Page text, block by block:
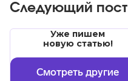
Следующий пост
Уже пишем
новую статью!
Смотреть другие